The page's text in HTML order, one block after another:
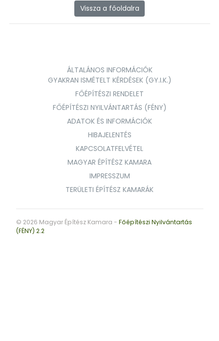
Vissza a főoldalra
ÁLTALÁNOS INFORMÁCIÓK
GYAKRAN ISMÉTELT KÉRDÉSEK (GY.I.K.)
FŐÉPÍTÉSZI RENDELET
FŐÉPÍTÉSZI NYILVÁNTARTÁS (FÉNY)
ADATOK ÉS INFORMÁCIÓK
HIBAJELENTÉS
KAPCSOLATFELVÉTEL
MAGYAR ÉPÍTÉSZ KAMARA
IMPRESSZUM
TERÜLETI ÉPÍTÉSZ KAMARÁK
© 2026 Magyar Építész Kamara - Főépítészi Nyilvántartás
(FÉNY) 2.2